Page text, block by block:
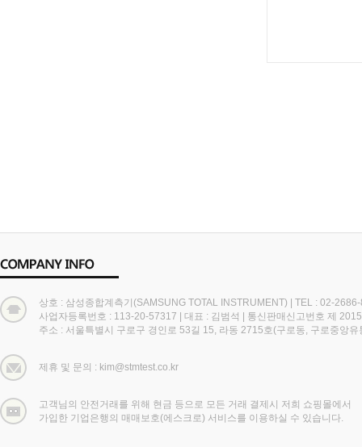
상호 : 삼성종합계측기(SAMSUNG TOTAL INSTRUMENT) | TEL : 02-
사업자등록번호 : 113-20-57317 | 대표 : 김범석 | 통신판매신고번호 제
주소 : 서울특별시 구로구 경인로 53길 15, 라동 2715호(구로동, 구로중앙유
제휴 및 문의 : kim@stmtest.co.kr
고객님의 안전거래를 위해 현금 등으로 모든 거래 결제시 저희 쇼핑몰에서
가입한 기업은행의 매매보호(에스크로) 서비스를 이용하실 수 있습니다.